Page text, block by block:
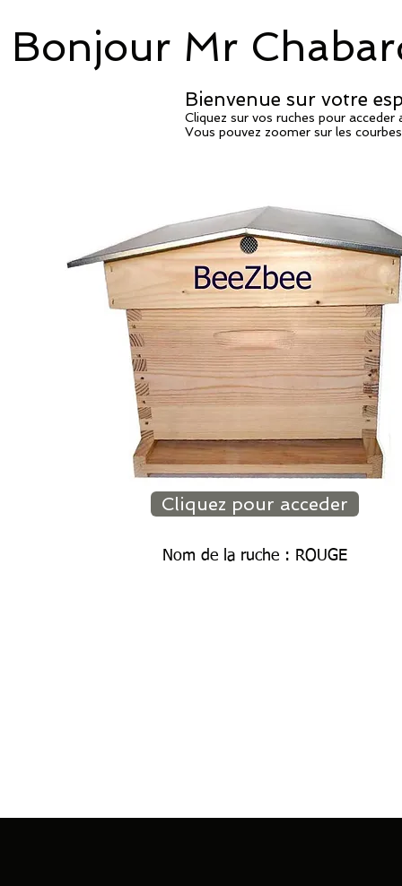
Bonjour Mr
Bienvenue sur votre
Cliquez sur vos ruches pour acceder
Vous pouvez zoomer sur les
Cliquez pour acceder
Nom de la ruche : ROUGE